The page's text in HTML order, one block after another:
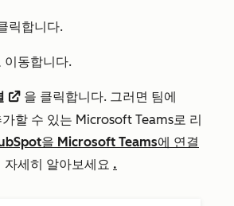
릭합니다.
이동합니다.
externalLink 을 클릭합니다. 그러면 팀에
할 수 있는 Microsoft Teams로 리
을 Microsoft Teams에 연결
자세히 알아보세요 .